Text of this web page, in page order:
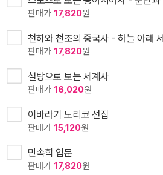
판매가 17,820원
천하와 천조의 중국사 - 하늘 아래
판매가 17,820원
설탕으로 보는 세계사
판매가 16,020원
이바라기 노리코 선집
판매가 15,120원
민속학 입문
판매가 17,820원